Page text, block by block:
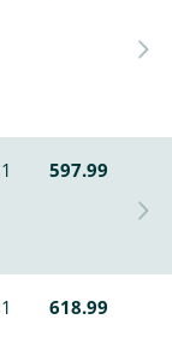
1
597.99
1 618.99